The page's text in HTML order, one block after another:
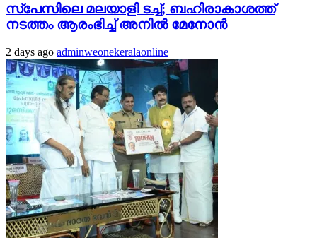
സ്‌പേസിലെ മലയാളി ടച്ച്; ബഹിരാകാശത്ത്
നടത്തം ആരംഭിച്ച് അനില്‍ മേനോന്‍
2 days ago adminweonekeralaonline